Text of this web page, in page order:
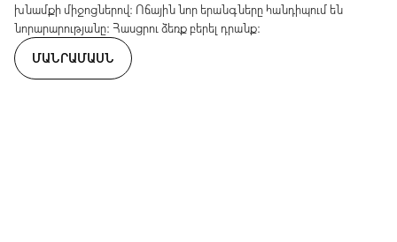
խնամքի միջոցներով։ Ոճային նոր երանգները հանդիպում են
նորարարությանը։ Հասցրու ձեռք բերել դրանք։
ՄԱՆՐԱՄԱՍՆ